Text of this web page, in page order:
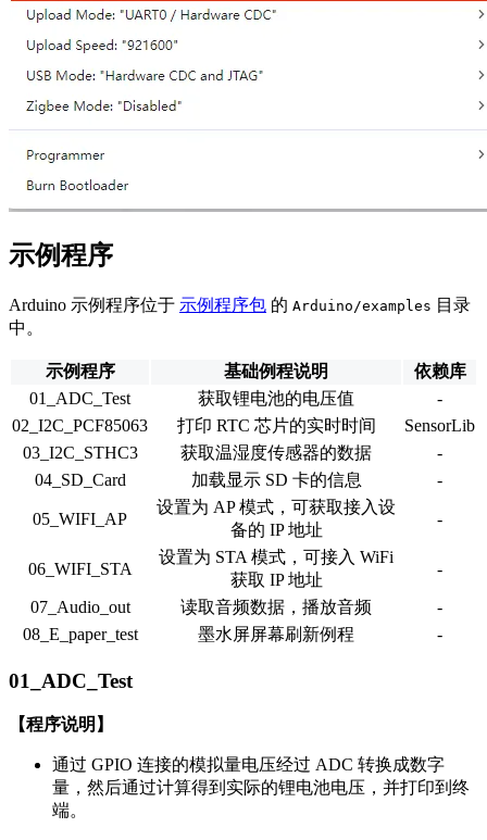
示例程序
Arduino 示例程序位于 示例程序包 的 Arduino/examples 目录
中。
示例程序 基础例程说明
依赖库
01_ADC_Test
获取锂电池的电压值
-
02_I2C_PCF85063
打印 RTC 芯片的实时时间
SensorLib
03_I2C_STHC3
获取温湿度传感器的数据
-
04_SD_Card
加载显示 SD 卡的信息 -
05_WIFI_AP
设置为 AP 模式，可获取接入设
备的 IP 地址
-
06_WIFI_STA
设置为 STA 模式，可接入 WiFi
获取 IP 地址
-
07_Audio_out 读取音频数据，播放音频
-
08_E_paper_test
墨水屏屏幕刷新例程 -
01_ADC_Test
【程序说明】
通过 GPIO 连接的模拟量电压经过 ADC 转换成数字
量，然后通过计算得到实际的锂电池电压，并打印到终
端。